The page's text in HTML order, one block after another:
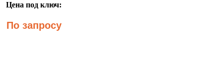
Цена под ключ:
По запросу